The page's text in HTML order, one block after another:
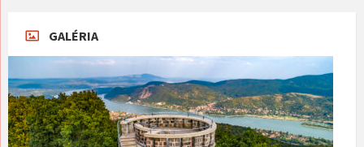
GALÉRIA